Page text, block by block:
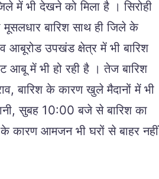
में भी देखने को मिला है । सिरोही
मूसलधार बारिश साथ ही जिले के
आबूरोड उपखंड क्षेत्र में भी बारिश
आबू में भी हो रही है । तेज बारिश
बारिश के कारण खुले मैदानों में भी
सुबह 10:00 बजे से बारिश का
कारण आमजन भी घरों से बाहर नहीं